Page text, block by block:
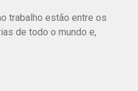
trabalho estão entre os
de todo o mundo e,